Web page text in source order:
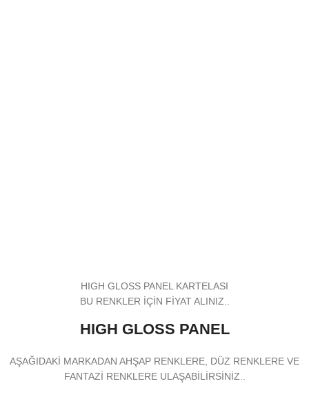
HIGH GLOSS PANEL KARTELASI
BU RENKLER İÇİN FİYAT ALINIZ..
HIGH GLOSS PANEL
AŞAĞIDAKİ MARKADAN AHŞAP RENKLERE, DÜZ RENKLERE VE
FANTAZİ RENKLERE ULAŞABİLİRSİNİZ..